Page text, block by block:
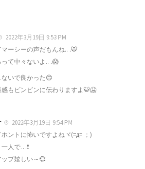
2022年3月19日 9:53 PM
マーシーの声だもんね…🐯
って中々ないよ…😱
いで良かった😊
もビンビンに伝わりますよ🐯🥶
2022年3月19日 9:54 PM
ントに怖いですよねヾ(=д= ；)
人で…❗️
プ嬉しい～💞